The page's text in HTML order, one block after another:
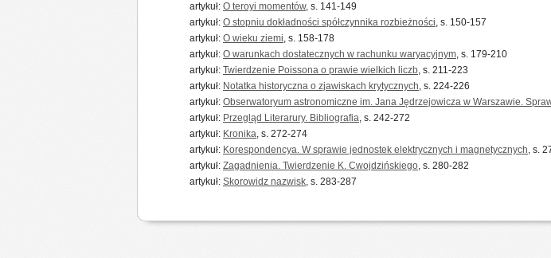
artykuł: O teroyi momentów, s. 141-149
artykuł: O stopniu dokładności spółczynnika rozbieżności, s. 150-157
artykuł: O wieku ziemi, s. 158-178
artykuł: O warunkach dostatecznych w rachunku waryacyjnym, s. 179-210
artykuł: Twierdzenie Poissona o prawie wielkich liczb, s. 211-223
artykuł: Notatka historyczna o zjawiskach krytycznych, s. 224-226
artykuł: Obserwatoryum astronomiczne im. Jana Jędrzejowicza w Warszawie.
artykuł: Przegląd Literarury. Bibliografia, s. 242-272
artykuł: Kronika, s. 272-274
artykuł: Korespondencya. W sprawie jednostek elektrycznych i magnetycznych, s.
artykuł: Zagadnienia. Twierdzenie K. Cwojdzińskiego, s. 280-282
artykuł: Skorowidz nazwisk, s. 283-287